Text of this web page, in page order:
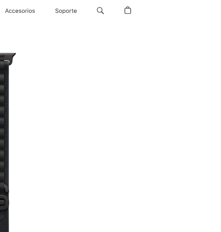
Accesorios Soporte